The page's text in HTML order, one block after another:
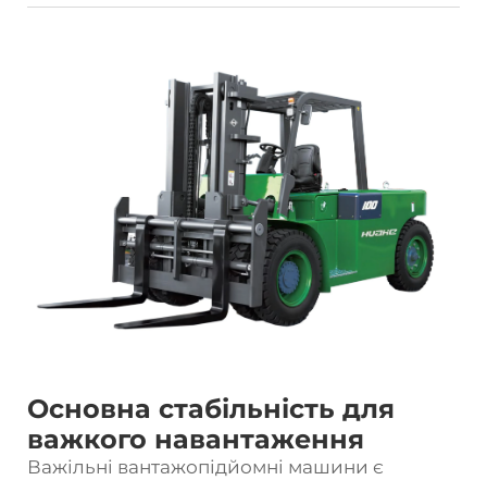
Основна стабільність для
важкого навантаження
Важільні вантажопідйомні машини є